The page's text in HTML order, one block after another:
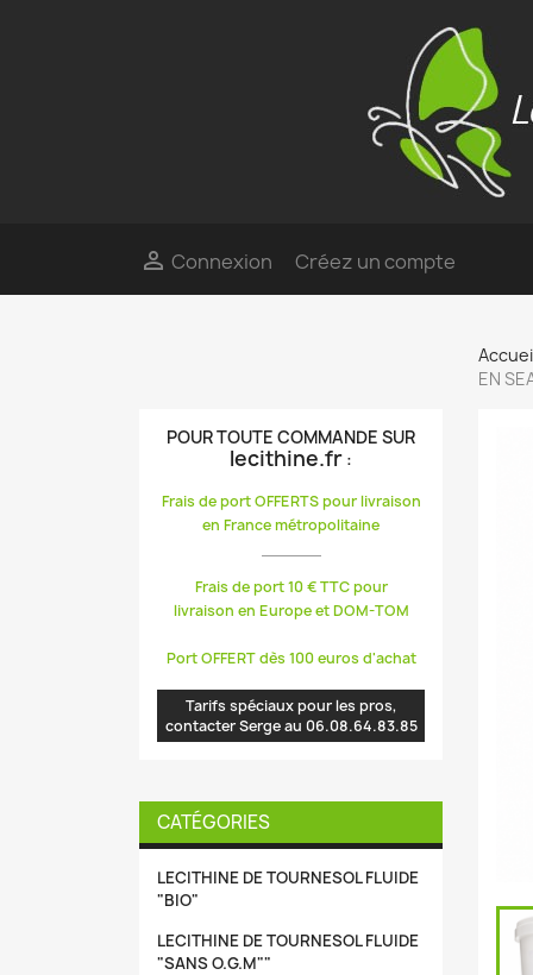
 Connexion Créez un compte
EN
POUR TOUTE COMMANDE SUR
lecithine.fr :
Frais de port OFFERTS pour livraison
en France métropolitaine
Frais de port 10 € TTC pour
livraison en Europe et DOM-TOM
Port OFFERT dès 100 euros d'achat
Tarifs spéciaux pour les pros,
contacter Serge au 06.08.64.83.85
CATÉGORIES
LECITHINE DE TOURNESOL FLUIDE
"BIO"
LECITHINE DE TOURNESOL FLUIDE
"SANS O.G.M""